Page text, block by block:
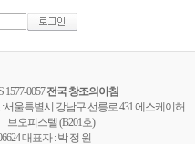
1577-0057전국 창조의아침
울특별시 강남구 선릉로 431 에스케이허
브오피스텔 (B201호)
대표자 : 박 정 원